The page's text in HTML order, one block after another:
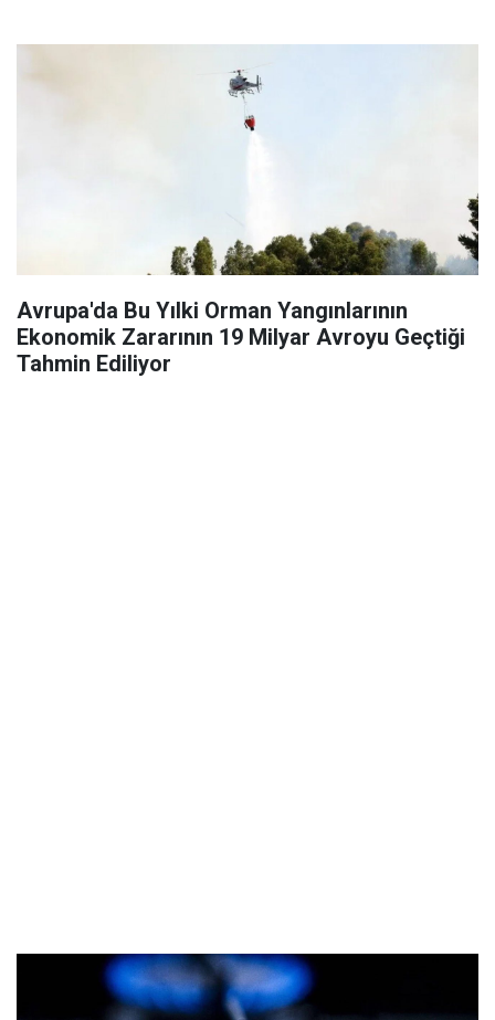
Avrupa'da Bu Yılki Orman Yangınlarının
Ekonomik Zararının 19 Milyar Avroyu Geçtiği
Tahmin Ediliyor